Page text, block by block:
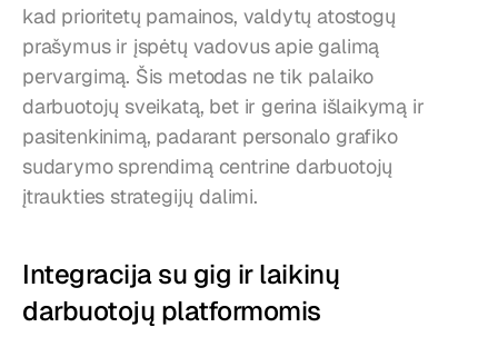
kad prioritetų pamainos, valdytų atostogų
prašymus ir įspėtų vadovus apie galimą
pervargimą. Šis metodas ne tik palaiko
darbuotojų sveikatą, bet ir gerina išlaikymą ir
pasitenkinimą, padarant personalo grafiko
sudarymo sprendimą centrine darbuotojų
įtraukties strategijų dalimi.
Integracija su gig ir laikinų
darbuotojų platformomis